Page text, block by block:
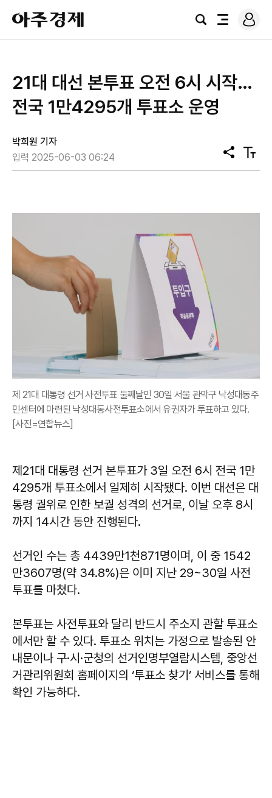
아
주
경
검
전
로
그
21대 대선 본투표 오전 6시 시작…
전국 1만4295개 투표소 운영
박희원 기자
입력 2025-06-03 06:24
공
유
텍
스
제 21대 대통령 선거 사전투표 둘째날인 30일 서울 관악구 낙성대동주
민센터에 마련된 낙성대동사전투표소에서 유권자가 투표하고 있다.
[사진=연합뉴스]
제21대 대통령 선거 본투표가 3일 오전 6시 전국 1만
4295개 투표소에서 일제히 시작됐다. 이번 대선은 대
통령 궐위로 인한 보궐 성격의 선거로, 이날 오후 8시
까지 14시간 동안 진행된다.
선거인 수는 총 4439만1천871명이며, 이 중 1542
만3607명(약 34.8%)은 이미 지난 29~30일 사전
투표를 마쳤다.
본투표는 사전투표와 달리 반드시 주소지 관할 투표소
에서만 할 수 있다. 투표소 위치는 가정으로 발송된 안
내문이나 구·시·군청의 선거인명부열람시스템, 중앙선
거관리위원회 홈페이지의 ‘투표소 찾기’ 서비스를 통해
확인 가능하다.